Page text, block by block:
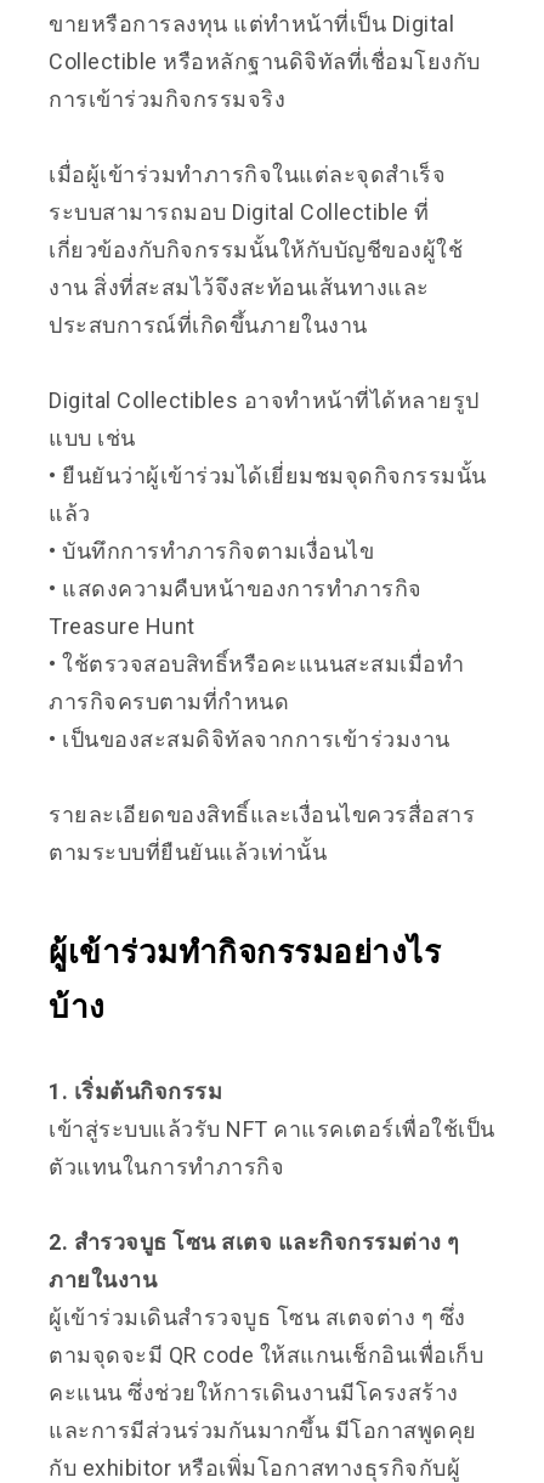
ขายหรือการลงทุน แต่ทำหน้าที่เป็น Digital
Collectible หรือหลักฐานดิจิทัลที่เชื่อมโยงกับ
การเข้าร่วมกิจกรรมจริง
เมื่อผู้เข้าร่วมทำภารกิจในแต่ละจุดสำเร็จ
ระบบสามารถมอบ Digital Collectible ที่
เกี่ยวข้องกับกิจกรรมนั้นให้กับบัญชีของผู้ใช้
งาน สิ่งที่สะสมไว้จึงสะท้อนเส้นทางและ
ประสบการณ์ที่เกิดขึ้นภายในงาน
Digital Collectibles อาจทำหน้าที่ได้หลายรูป
แบบ เช่น
• ยืนยันว่าผู้เข้าร่วมได้เยี่ยมชมจุดกิจกรรมนั้น
แล้ว
• บันทึกการทำภารกิจตามเงื่อนไข
• แสดงความคืบหน้าของการทำภารกิจ
Treasure Hunt
• ใช้ตรวจสอบสิทธิ์หรือคะแนนสะสมเมื่อทำ
ภารกิจครบตามที่กำหนด
• เป็นของสะสมดิจิทัลจากการเข้าร่วมงาน
รายละเอียดของสิทธิ์และเงื่อนไขควรสื่อสาร
ตามระบบที่ยืนยันแล้วเท่านั้น
ผู้เข้าร่วมทำกิจกรรมอย่างไร
บ้าง
1. เริ่มต้นกิจกรรม
เข้าสู่ระบบแล้วรับ NFT คาแรคเตอร์เพื่อใช้เป็น
ตัวแทนในการทำภารกิจ
2. สำรวจบูธ โซน สเตจ และกิจกรรมต่าง ๆ
ภายในงาน
ผู้เข้าร่วมเดินสำรวจบูธ โซน สเตจต่าง ๆ ซึ่ง
ตามจุดจะมี QR code ให้สแกนเช็กอินเพื่อเก็บ
คะแนน ซึ่งช่วยให้การเดินงานมีโครงสร้าง
และการมีส่วนร่วมกันมากขึ้น มีโอกาสพูดคุย
กับ exhibitor หรือเพิ่มโอกาสทางธุรกิจกับผู้